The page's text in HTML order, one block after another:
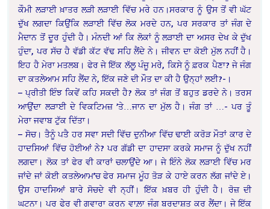
ਕੌਮੀ ਲੜਾਈ ਖ਼ਾਤਰ ਲੜੀ ਲੜਾਈ ਵਿੱਚ ਮਰੇ ਹਨ।ਸਰਕਾਰ ਨੂੰ ਉਸ ਤੋਂ ਵੀ ਘੱਟ
ਦੁੱਖ ਲਗਦਾ ਕਿਉਂਕਿ ਲੜਾਈ ਵਿੱਚ ਲੋਕ ਮਰਦੇ ਹਨ, ਪਰ ਸਰਕਾਰ ਤਾਂ ਜੰਗ ਦੇ
ਮੈਦਾਨ ਤੋਂ ਦੂਰ ਹੁੰਦੀ ਹੈ। ਮੰਨਦੀ ਆਂ ਕਿ ਲੋਕਾਂ ਨੂੰ ਲੜਾਈ ਦਾ ਅਸਰ ਦੇਖ ਕੇ ਦੁੱਖ
ਹੁੰਦਾ, ਪਰ ਸੱਚ ਹੈ ਵੱਡੀ ਕੱਟ ਵੱਢ ਸਹਿ ਲੈਂਦੇ ਨੇ। ਜੀਵਨ ਦਾ ਕੋਈ ਮੁੱਲ ਨਹੀਂ ਹੈ।
ਇਹ ਹੈ ਮੇਰਾ ਮਤਲਬ। ਫੇਰ ਜੇ ਇੱਕ ਲੱਲੂ ਪੰਜੂ ਮਰੇ, ਕਿਸੇ ਨੂੰ ਫ਼ਰਕ ਪੈਣਾ? ਜੇ ਜੰਗ
ਦਾ ਕਤਲੇਆਮ ਸਹਿ ਲੈਂਦ ਨੇ, ਇੱਕ ਜਣੇ ਦੀ ਮੌਤ ਦਾ ਕੀ ਹੈ ਉਨ੍ਹਾਂ ਲਈ?-।
– ਪ੍ਰੀਤੀ ਇੰਝ ਕਿਵੇਂ ਕਹਿ ਸਕਦੀ ਹੈ? ਲੋਕ ਤਾਂ ਜੰਗ ਤੋਂ ਬਹੁਤ ਡਰਦੇ ਨੇ। ਤਰਸ
ਆਉਂਦਾ ਲੜਾਈ ਦੇ ਵਿਕਟਿਮਜ਼ ’ਤੇ…ਜਾਨ ਦਾ ਮੁੱਲ ਹੈ। ਜੰਗ ਤਾਂ …- ਪਰ ਤੂੰ
ਮੇਰਾ ਜਵਾਬ ਟੁੱਕ ਦਿੱਤਾ।
– ਸੋਚ। ਤੈਨੂੰ ਪਤੈ ਹਰ ਸਵਾ ਸਦੀ ਵਿੱਚ ਦੁਨੀਆ ਵਿੱਚ ਢਾਈ ਕਰੋੜ ਮੌਤਾਂ ਕਾਰ ਦੇ
ਹਾਦਸਿਆਂ ਵਿੱਚ ਹੋਈਆਂ ਨੇ? ਪਰ ਗੱਡੀ ਦਾ ਹਾਦਸਾ ਕਰਕੇ ਸਮਾਜ ਨੂੰ ਦੁੱਖ ਨਹੀਂ
ਲਗਦਾ। ਲੋਕ ਤਾਂ ਫੇਰ ਵੀ ਕਾਰਾਂ ਚਲਾਉਂਦੇ ਆ। ਜੇ ਇੰਨੇ ਲੋਕ ਲੜਾਈ ਵਿੱਚ ਮਰ
ਜਾਂਦੇ ਜਾਂ ਕੋਈ ਕਤਲੇਆਮ’ਚ ਫੇਰ ਸਮਾਜ ਮੂੰਹ ਤੋੜ ਕੇ ਹਾਏ ਕਰਨ ਲੱਗ ਜਾਂਦੇ ਏ।
ਉਸ ਹਾਦਸਿਆਂ ਬਾਰੇ ਸੋਚਦੇ ਵੀ ਨ੍ਹੀਂ। ਇੱਕ ਖ਼ਬਰ ਹੀ ਹੁੰਦੀ ਹੈ। ਰੋਜ਼ ਦੀ
ਘਟਨਾ। ਪਰ ਫੇਰ ਵੀ ਗਵਾਰਾ ਕਰਨ ਵਾਲ਼ਾ ਜੰਗ ਬਰਦਾਸ਼ਤ ਕਰ ਲੈਂਦਾ। ਜੇ ਇੱਕ